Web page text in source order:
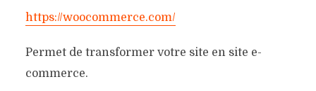
https://woocommerce.com/
Permet de transformer votre site en site e-
commerce.